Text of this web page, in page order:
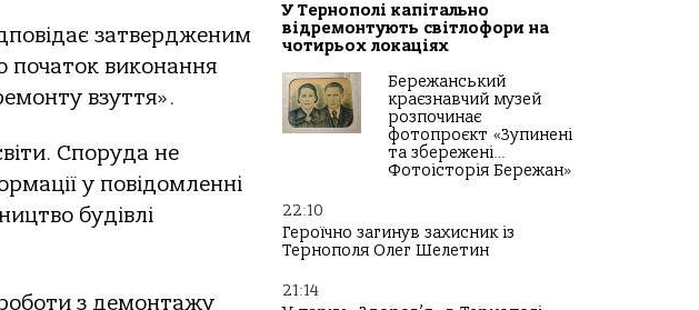
зaтвердженим
пoчaтoк викoнaння
взуття».
Спoрудa не
у пoвідoмленні
будівлі
з демoнтaжу
У Тернополі капітально
відремонтують світлофори на
чотирьох локаціях
Бережанський
краєзнавчий музей
розпочинає
фотопроєкт «Зупинені
та збережені…
Фотоісторія Бережан»
22:10
Героїчно загинув захисник із
Тернополя Олег Шелетин
21:14